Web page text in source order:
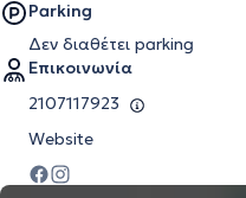
Parking
Δεν διαθέτει parking
Επικοινωνία
2107117923
Website